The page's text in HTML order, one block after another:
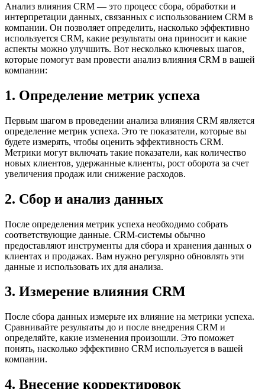
Анализ влияния CRM — это процесс сбора, обработки и
интерпретации данных, связанных с использованием CRM в
компании. Он позволяет определить, насколько эффективно
используется CRM, какие результаты она приносит и какие
аспекты можно улучшить. Вот несколько ключевых шагов,
которые помогут вам провести анализ влияния CRM в вашей
компании:
1. Определение метрик успеха
Первым шагом в проведении анализа влияния CRM является
определение метрик успеха. Это те показатели, которые вы
будете измерять, чтобы оценить эффективность CRM.
Метрики могут включать такие показатели, как количество
новых клиентов, удержанные клиенты, рост оборота за счет
увеличения продаж или снижение расходов.
2. Сбор и анализ данных
После определения метрик успеха необходимо собрать
соответствующие данные. CRM-системы обычно
предоставляют инструменты для сбора и хранения данных о
клиентах и продажах. Вам нужно регулярно обновлять эти
данные и использовать их для анализа.
3. Измерение влияния CRM
После сбора данных измерьте их влияние на метрики успеха.
Сравнивайте результаты до и после внедрения CRM и
определяйте, какие изменения произошли. Это поможет
понять, насколько эффективно CRM используется в вашей
компании.
4. Внесение корректировок